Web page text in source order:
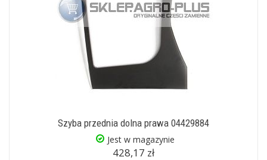
Szyba przednia dolna prawa 04429884
Jest w magazynie
428,17 zł